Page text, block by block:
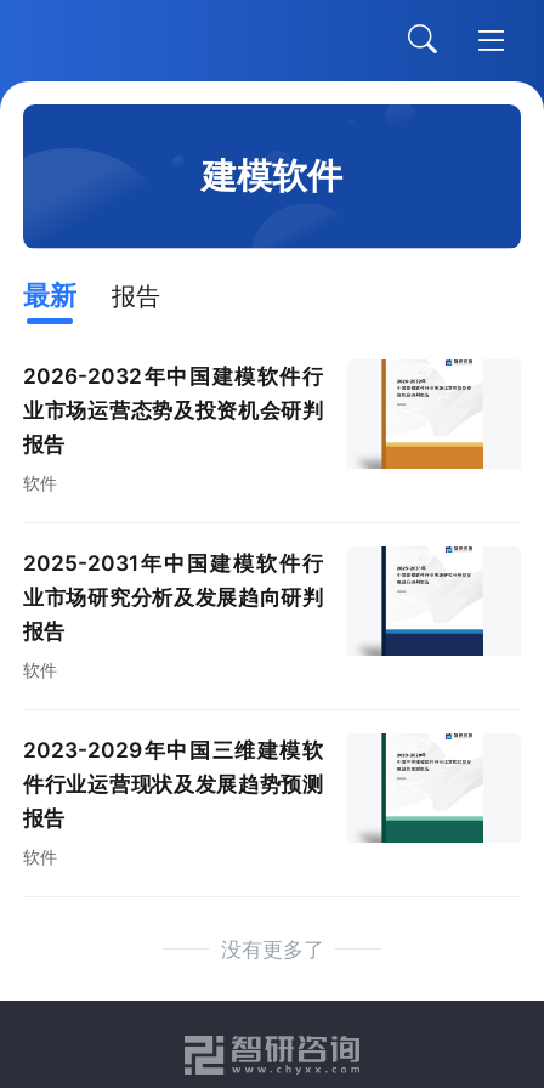
建模软件
最新 报告
2026-2032年中国建模软件行
业市场运营态势及投资机会研判
报告
软件
2025-2031年中国建模软件行
业市场研究分析及发展趋向研判
报告
软件
2023-2029年中国三维建模软
件行业运营现状及发展趋势预测
报告
软件
没有更多了